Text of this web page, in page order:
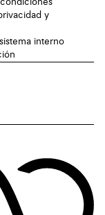
y
interno